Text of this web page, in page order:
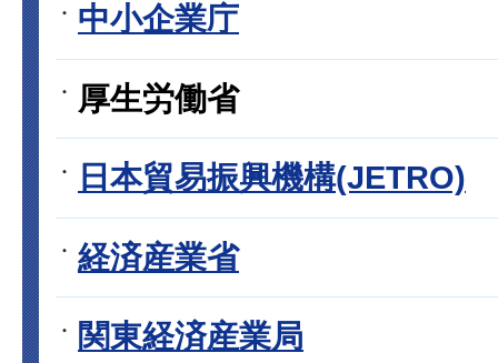
中小企業庁
厚生労働省
日本貿易振興機構(JETRO)
経済産業省
関東経済産業局